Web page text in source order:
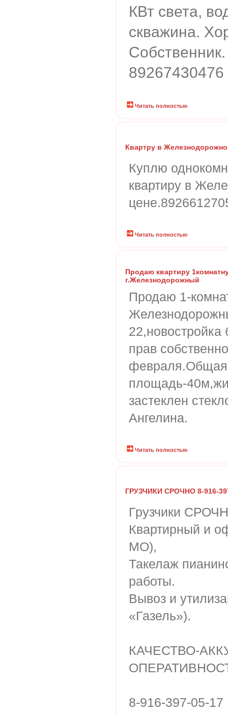
КВт света,
скважина.
89267430476
Читать полностью
Квартру в
Куплю
квартиру в
Читать полностью
Продаю квартиру
г.Железнодорожный
Продаю 1-
22,новостройка
прав
февраля.Общая
площадь-
застеклен
Ангелина.
Читать полностью
ГРУЗЧИКИ СРОЧНО 8-916-
Грузчики
Квартирный и
МО),
Такелаж
работы.
Вывоз и
«Газель»).
КАЧЕСТВО-
8-916-397-05-17